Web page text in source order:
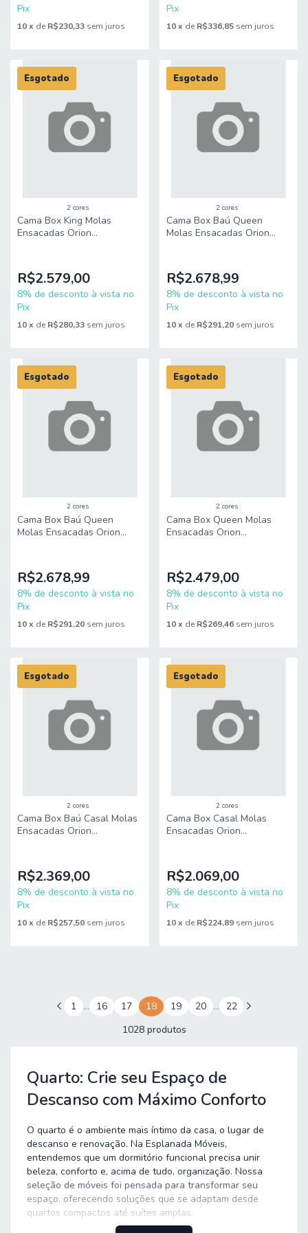
Pix
10x de R$230,33 sem juros
Pix
10 x de R$336,85 sem juros
2 cores
Cama Box King Molas
Ensacadas Orion
pessoa
R$2.579,00
8% de desconto à vista no
Pix
Esgotado
10x de R$280,33 sem juros
2 cores
Cama Box Baú Queen
Molas Ensacadas Orion
pessoa
R$2.678,99
8% de desconto à vista no
Pix
Esgotado
10 x de R$291,20 sem juros
2 cores
Cama Box Baú Queen
Molas Ensacadas Orion
pessoa
R$2.678,99
8% de desconto à vista no
Pix
Esgotado
10x de R$291,20 sem juros
2 cores
Cama Box Queen Molas
Ensacadas Orion
pessoa
R$2.479,00
8% de desconto à vista no
Pix
Esgotado
10 x de R$269,46 sem juros
2 cores
Cama Box Baú Casal Molas
Ensacadas Orion
pessoa
R$2.369,00
8% de desconto à vista no
Pix
Esgotado
10x de R$257,50 sem juros
2 cores
Cama Box Casal Molas
Ensacadas Orion
pessoa
R$2.069,00
8% de desconto à vista no
Pix
Esgotado
10 x de R$224,89 sem juros
1 … 16 17 18 19 20 …
22
1028 produtos
Quarto: Crie seu Espaço de
Descanso com Máximo Conforto
O quarto é o ambiente mais íntimo da casa, o lugar de
descanso e renovação. Na Esplanada Móveis,
entendemos que um dormitório funcional precisa unir
beleza, conforto e, acima de tudo, organização. Nossa
seleção de móveis foi pensada para transformar seu
espaço, oferecendo soluções que se adaptam desde
quartos compactos até suítes amplas.